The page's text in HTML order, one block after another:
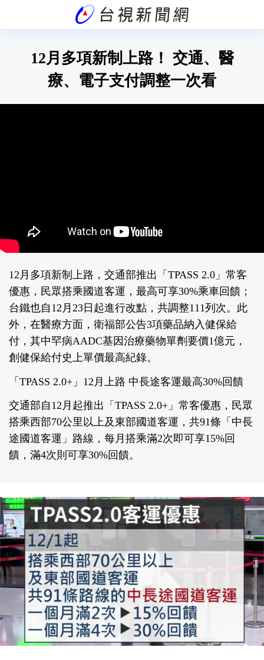
12月多項新制上路！ 交通、醫
療、電子支付調整一次看
12月多項新制上路，交通部推出「TPASS 2.0」常客
優惠，民眾搭乘國道客運，最高可享30%乘車回饋；
台鐵也自12月23日起進行改點，共調整111列次。此
外，在醫療方面，衛福部公告3項藥品納入健保給
付，其中罕病AADC基因治療藥物單劑要價1億元，
創健保給付史上單價最高紀錄。
「TPASS 2.0+」12月上路 中長途客運最高30%回饋
交通部自12月起推出「TPASS 2.0+」常客優惠，民眾
搭乘西部70公里以上及東部國道客運，共91條「中長
途國道客運」路線，每月搭乘滿2次即可享15%回
饋，滿4次則可享30%回饋。